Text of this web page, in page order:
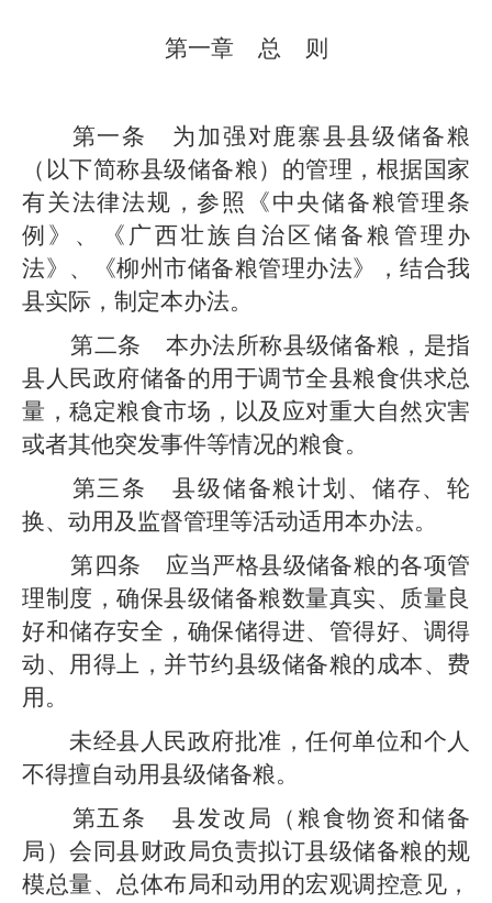
第一章 总 则
第一条 为加强对鹿寨县县级储备粮
（以下简称县级储备粮）的管理，根据国家
有关法律法规，参照《中央储备粮管理条
例》 、《广西壮族自治区储备粮管理办
法》、《柳州市储备粮管理办法》
，结合我
县实际，制定本办法。
第二条
本办法所称县级储备粮，是指
县 人民政府储备的用于调节全县粮食供求总
量，稳定粮食市场，以及应对重大自然灾害
或者其他突发事件等情况的粮食。
第三条
县级储备粮计划、储存、轮
换、动用及监督管理等活动适用本办法。
第 四条 应当严格县级储备粮的各项管
理制度，确保县级储备粮数量真实、质量良
好和储存安全，确保储得进、管得好、调得
动、用得上，并节约县级储备粮的成本、费
用。
未经县 人民政府批准，任何单位和个人
不得擅自动用县级储备粮。
第五条 县发改局 （粮食物资和储备
局） 会同 县财政局负责拟订县级储备粮的规
模总量、总体布局和动用的宏观调控意见，